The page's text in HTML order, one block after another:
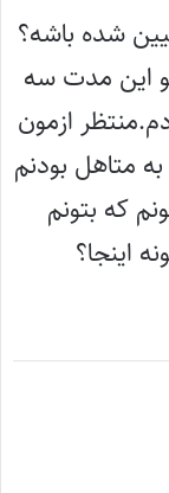
شده باشه؟
این مدت سه
ازمون
متاهل بودنم
که بتونم
اینجا؟